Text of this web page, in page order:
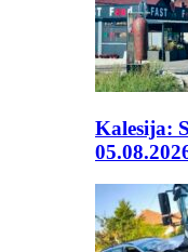
Kalesija: